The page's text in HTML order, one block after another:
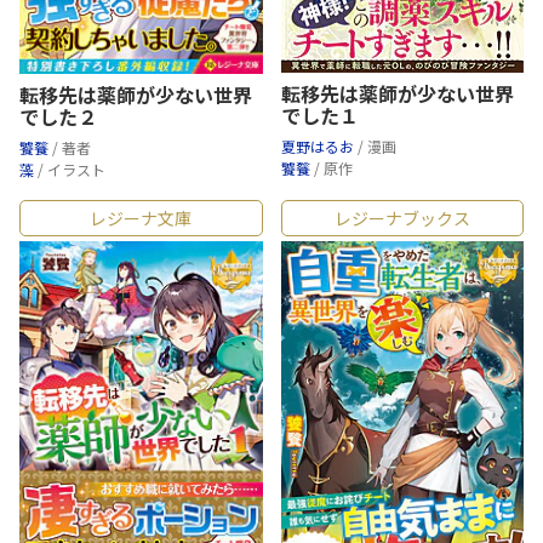
転移先は薬師が少ない世界
でした２
饕餮 / 著者
藻 / イラスト
転移先は薬師が少ない世界
でした１
夏野はるお / 漫画
饕餮 / 原作
レジーナ文庫 レジーナブックス